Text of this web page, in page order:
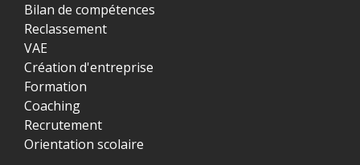
Bilan de compétences
Reclassement
VAE
Création d'entreprise
Formation
Coaching
Recrutement
Orientation scolaire